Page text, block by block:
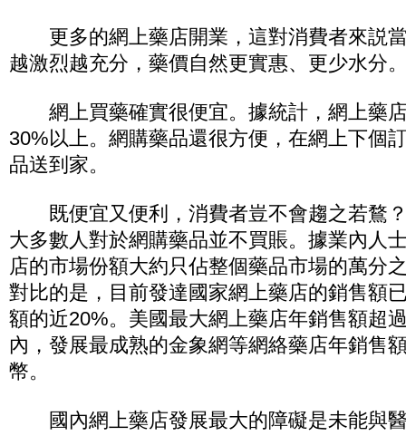
更多的網上藥店開業，這對消費者來説
越激烈越充分，藥價自然更實惠、更少水分
網上買藥確實很便宜。據統計，網上藥
30%以上。網購藥品還很方便，在網上下個
品送到家。
既便宜又便利，消費者豈不會趨之若鶩
大多數人對於網購藥品並不買賬。據業內人
店的市場份額大約只佔整個藥品市場的萬分
對比的是，目前發達國家網上藥店的銷售額
額的近20%。美國最大網上藥店年銷售額超
內，發展最成熟的金象網等網絡藥店年銷售
幣。
國內網上藥店發展最大的障礙是未能與